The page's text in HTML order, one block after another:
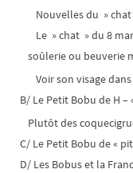
Nouvelles du »
Le » chat » du 8
soûlerie ou beuverie
Voir son visage
B/ Le Petit Bobu de H –
Plutôt des
C/ Le Petit Bobu de «
D/ Les Bobus et la